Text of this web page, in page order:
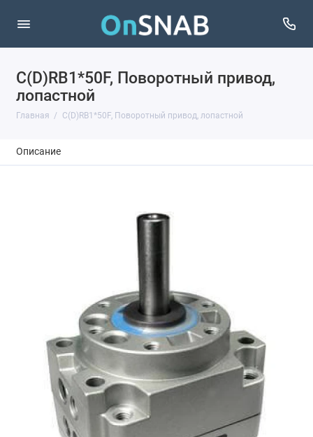
C(D)RB1*50F, Поворотный привод,
лопастной
Главная C(D)RB1*50F, Поворотный привод, лопастной
Описание